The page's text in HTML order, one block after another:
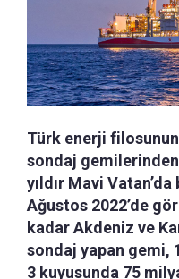
Türk enerji
sondaj
yıldır Mavi
Ağustos 2022’de
kadar Akdeniz ve
sondaj yapan gemi,
3 kuyusunda 75